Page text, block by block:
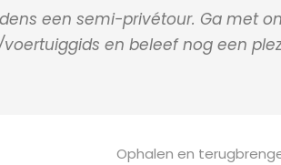
een semi-privétour. Ga met
en beleef nog een
Ophalen en